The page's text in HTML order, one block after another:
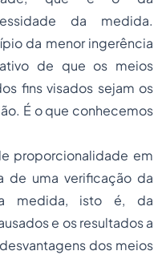
da medida.
da menor ingerência
de que os meios
fins visados sejam os
É o que conhecemos
proporcionalidade em
de uma verificação da
medida, isto é, da
e os resultados a
dos meios